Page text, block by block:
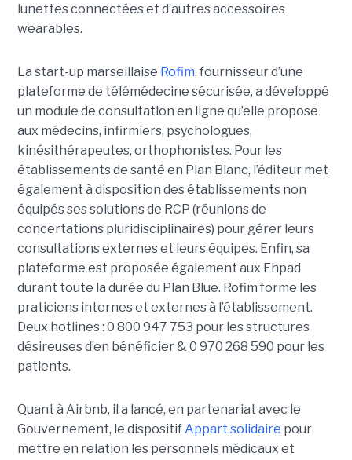
lunettes connectées et d’autres accessoires
wearables.
La start-up marseillaise Rofim, fournisseur d’une
plateforme de télémédecine sécurisée, a développé
un module de consultation en ligne qu’elle propose
aux médecins, infirmiers, psychologues,
kinésithérapeutes, orthophonistes. Pour les
établissements de santé en Plan Blanc, l’éditeur met
également à disposition des établissements non
équipés ses solutions de RCP (réunions de
concertations pluridisciplinaires) pour gérer leurs
consultations externes et leurs équipes. Enfin, sa
plateforme est proposée également aux Ehpad
durant toute la durée du Plan Blue. Rofim forme les
praticiens internes et externes à l’établissement.
Deux hotlines : 0 800 947 753 pour les structures
désireuses d’en bénéficier & 0 970 268 590 pour les
patients.
Quant à Airbnb, il a lancé, en partenariat avec le
Gouvernement, le dispositifAppart solidaire pour
mettre en relation les personnels médicaux et